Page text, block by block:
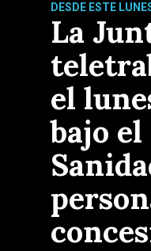
DESDE ESTE
La
el
bajo el